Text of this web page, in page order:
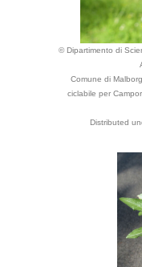
© Dipartimento di
Comune di
ciclabile per
Distributed